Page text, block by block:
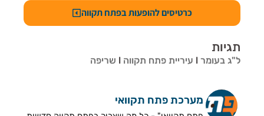
כרטיסים להופעות בפתח תקווה
תגיות
ל"ג בעומר עיריית פתח תקווה שריפה
מערכת פתח תקוואי